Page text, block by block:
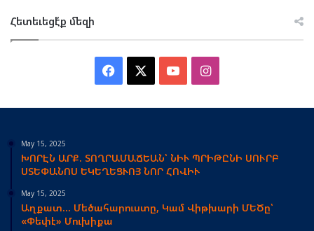
Հետեւեցէ՛ք մեզի
Facebook YouTubeInstagram
May 15, 2025
ԽՈՐԷՆ ԱՐՔ. ՏՈՂՐԱՄԱՃԵԱՆ՝ ՆԻՒ ՊՐԻԹԸՆԻ ՍՈՒՐԲ
ՍՏԵՓԱՆՈՍ ԵԿԵՂԵՑՒՈՅ ՆՈՐ ՀՈՎԻՒ
May 15, 2025
Աղքատ… Մեծահարուստը, Կամ Վիթխարի ՄԵԾը՝
«Փեփէ» Մուխիքա